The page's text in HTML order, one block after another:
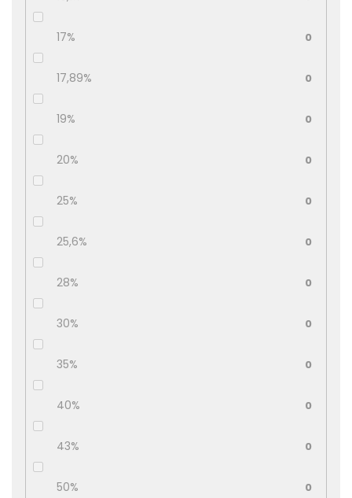
17% 0
17,89% 0
19% 0
20% 0
25% 0
25,6% 0
28% 0
30% 0
35% 0
40% 0
43% 0
50% 0